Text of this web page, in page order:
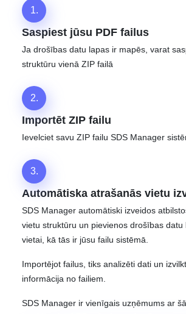
1.
Saspiest jūsu PDF failus
Ja drošības datu lapas ir mapēs, varat
struktūru vienā ZIP failā
2.
Importēt ZIP failu
Ievelciet savu ZIP failu SDS Manager
3.
Automātiska atrašanās vietu
SDS Manager automātiski izveidos
vietu struktūru un pievienos drošības datu
vietai, kā tās ir jūsu failu sistēmā.
Importējot failus, tiks analizēti dati un
informācija no failiem.
SDS Manager ir vienīgais uzņēmums ar